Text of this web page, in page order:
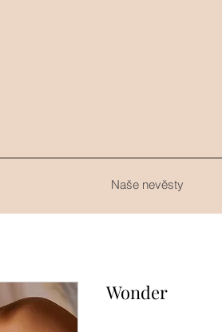
Naše nevěsty
Wonder